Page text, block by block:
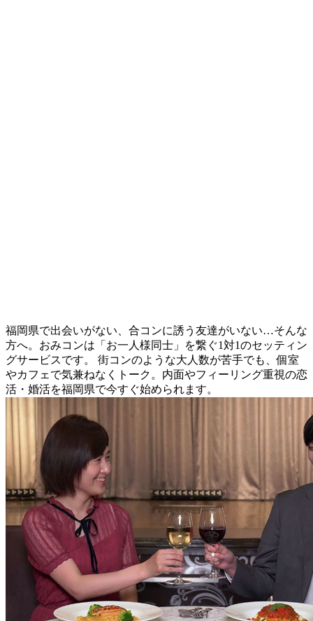
福岡県で出会いがない、合コンに誘う友達がいない…そんな
方へ。おみコンは「お一人様同士」を繋ぐ1対1のセッティン
グサービスです。 街コンのような大人数が苦手でも、個室
やカフェで気兼ねなくトーク。内面やフィーリング重視の恋
活・婚活を福岡県で今すぐ始められます。